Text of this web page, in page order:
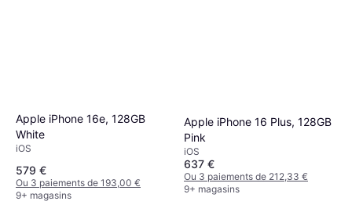
Apple iPhone 16e, 128GB
White
iOS
579 €
Ou 3 paiements de 193,00 €
9+ magasins
Apple iPhone 16 Plus, 128GB
Pink
iOS
637 €
Ou 3 paiements de 212,33 €
9+ magasins